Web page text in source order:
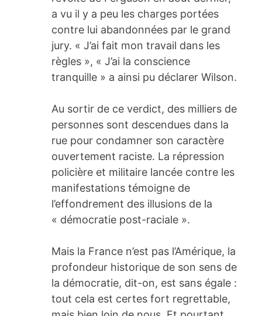
a vu il y a peu les charges portées
contre lui abandonnées par le grand
jury. « J’ai fait mon travail dans les
règles », « J’ai la conscience
tranquille » a ainsi pu déclarer Wilson.
Au sortir de ce verdict, des milliers de
personnes sont descendues dans la
rue pour condamner son caractère
ouvertement raciste. La répression
policière et militaire lancée contre les
manifestations témoigne de
l’effondrement des illusions de la
« démocratie post-raciale ».
Mais la France n’est pas l’Amérique, la
profondeur historique de son sens de
la démocratie, dit-on, est sans égale :
tout cela est certes fort regrettable,